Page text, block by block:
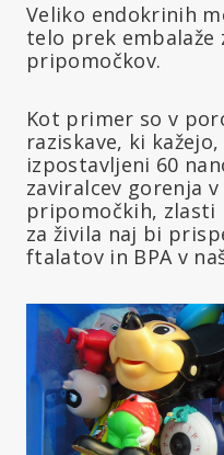
Veliko endokrinih
telo prek embalaže
pripomočkov.
Kot primer so v
raziskave, ki
izpostavljeni 60
zaviralcev gorenja
pripomočkih, zlasti
za živila naj bi
ftalatov in BPA v